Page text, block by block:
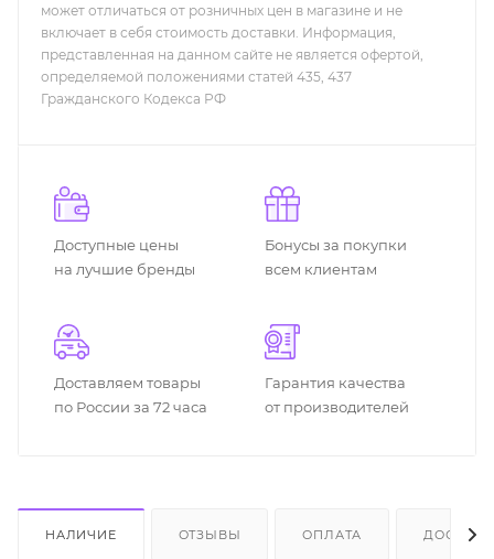
может отличаться от розничных цен в магазине и не
включает в себя стоимость доставки. Информация,
представленная на данном сайте не является офертой,
определяемой положениями статей 435, 437
Гражданского Кодекса РФ
Доступные цены
на лучшие бренды
Бонусы за покупки
всем клиентам
Доставляем товары
по России за 72 часа
Гарантия качества
от производителей
НАЛИЧИЕ ОТЗЫВЫ ОПЛАТА